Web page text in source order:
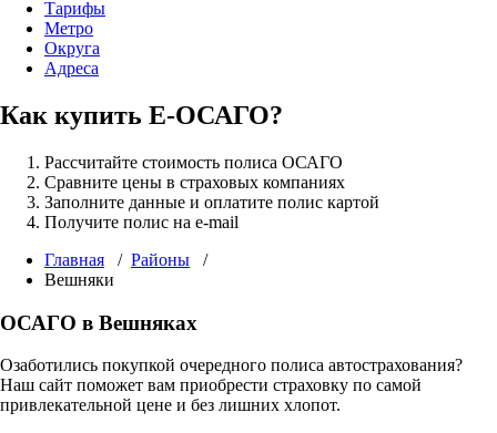
Тарифы
Метро
Округа
Адреса
Как купить Е-ОСАГО?
Рассчитайте стоимость полиса ОСАГО
Сравните цены в страховых компаниях
Заполните данные и оплатите полис картой
Получите полис на e-mail
Главная / Районы /
Вешняки
ОСАГО в Вешняках
Озаботились покупкой очередного полиса автострахования?
Наш сайт поможет вам приобрести страховку по самой
привлекательной цене и без лишних хлопот.